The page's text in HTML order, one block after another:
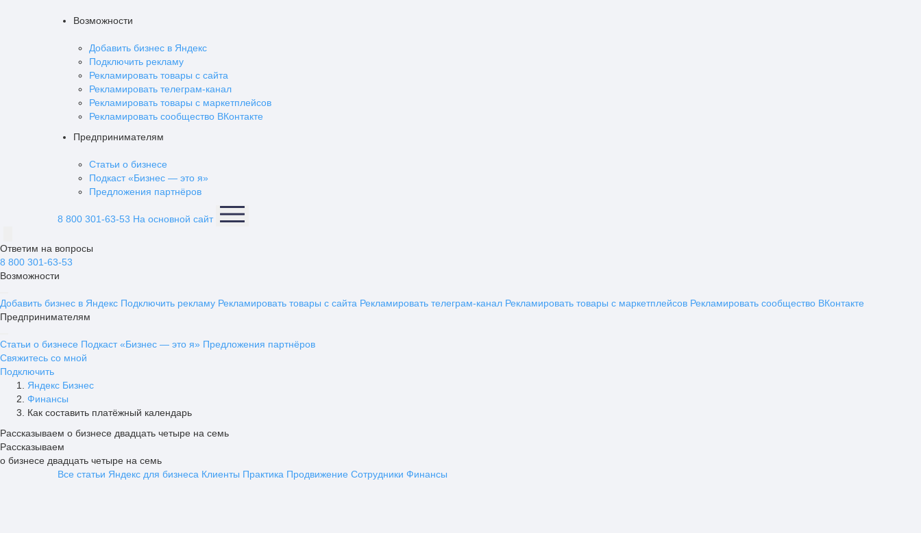
Возможности
Добавить бизнес в Яндекс
Подключить рекламу
Рекламировать товары с сайта
Рекламировать телеграм-канал
Рекламировать товары с маркетплейсов
Рекламировать сообщество ВКонтакте
Предпринимателям
Статьи о бизнесе
Подкаст «Бизнес — это я»
Предложения партнёров
8 800 301-63-53 На основной сайт
Ответим на вопросы
8 800 301-63-53
Возможности
Добавить бизнес в Яндекс Подключить рекламу Рекламировать товары с сайта Рекламировать телеграм-канал Рекламировать товары с маркетплейсов Рекламировать сообщество ВКонтакте
Предпринимателям
Статьи о бизнесе Подкаст «Бизнес — это я» Предложения партнёров
Свяжитесь со мной
Подключить
Яндекс Бизнес
Финансы
Как составить платёжный календарь
Рассказываем о бизнесе двадцать четыре на семь
Рассказываем
о бизнесе двадцать четыре на семь
Все статьи Яндекс для бизнеса Клиенты Практика Продвижение Сотрудники Финансы